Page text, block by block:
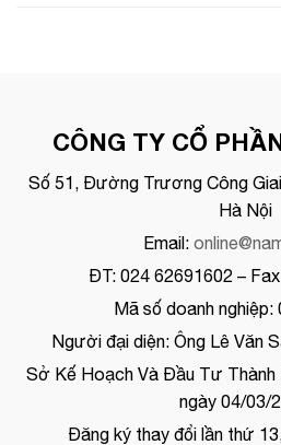
CÔNG TY CỔ
Số 51, Đường Trương Công
Hà Nội
Email:
ĐT: 024 62691602 –
Mã số doanh nghiệp:
Người đại diện: Ông Lê Văn
Sở Kế Hoạch Và Đầu Tư Thành
ngày 04/03/
Đăng ký thay đổi lần thứ